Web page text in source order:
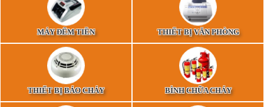
MÁY ĐẾM TIỀN THIẾT BỊ VĂN PHÒNG
THIẾT BỊ BÁO CHÁY BÌNH CHỮA CHÁY